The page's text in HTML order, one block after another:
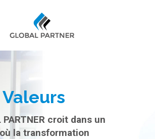
PARTNER croit dans un
la transformation